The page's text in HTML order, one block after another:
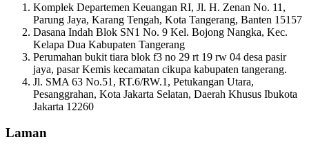
Komplek Departemen Keuangan RI, Jl. H. Zenan No. 11,
Parung Jaya, Karang Tengah, Kota Tangerang, Banten 15157
Dasana Indah Blok SN1 No. 9 Kel. Bojong Nangka, Kec.
Kelapa Dua Kabupaten Tangerang
Perumahan bukit tiara blok f3 no 29 rt 19 rw 04 desa pasir
jaya, pasar Kemis kecamatan cikupa kabupaten tangerang.
Jl. SMA 63 No.51, RT.6/RW.1, Petukangan Utara,
Pesanggrahan, Kota Jakarta Selatan, Daerah Khusus Ibukota
Jakarta 12260
Laman